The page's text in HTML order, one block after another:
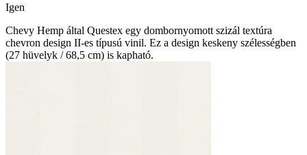
Igen
Chevy Hemp által Questex egy dombornyomott szizál textúra
chevron design II-es típusú vinil. Ez a design keskeny szélességben
(27 hüvelyk / 68,5 cm) is kapható.